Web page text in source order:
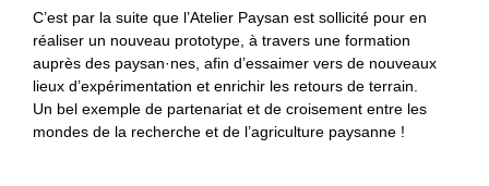
C’est par la suite que l’Atelier Paysan est sollicité pour en
réaliser un nouveau prototype, à travers une formation
auprès des paysan·nes, afin d’essaimer vers de nouveaux
lieux d’expérimentation et enrichir les retours de terrain.
Un bel exemple de partenariat et de croisement entre les
mondes de la recherche et de l’agriculture paysanne !